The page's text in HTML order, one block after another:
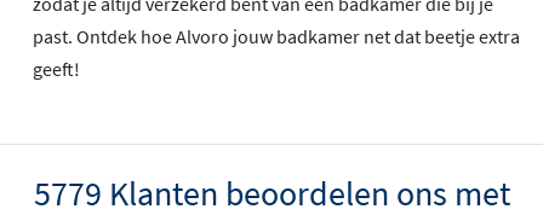
past. Ontdek hoe Alvoro jouw badkamer net dat beetje extra
geeft!
5779 Klanten beoordelen ons met